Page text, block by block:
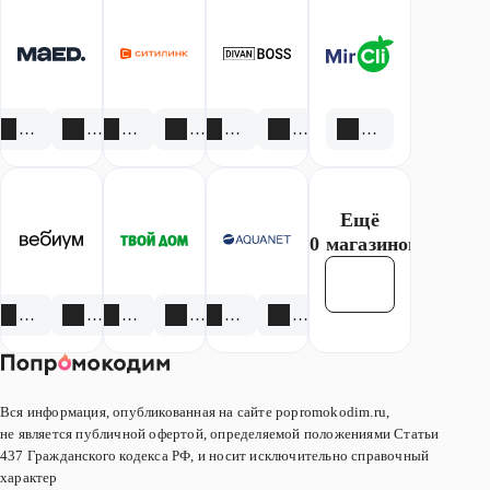
количество
2 акции 1 скидка3 акции 1 скидка1 акция 1 скидка 1 скидка
3 акции 4 скидки4 акции 6 скидок4 акции 3 скидки
Ещё
20 магазинов
Вся информация, опубликованная на сайте popromokodim.ru,
не является публичной офертой, определяемой положениями Статьи
437 Гражданского кодекса РФ, и носит исключительно справочный
характер